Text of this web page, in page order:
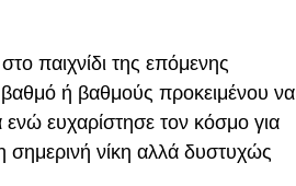
παιχνίδι της επόμενης
ή βαθμούς προκειμένου να
ενώ ευχαρίστησε τον κόσμο για
νίκη αλλά δυστυχώς